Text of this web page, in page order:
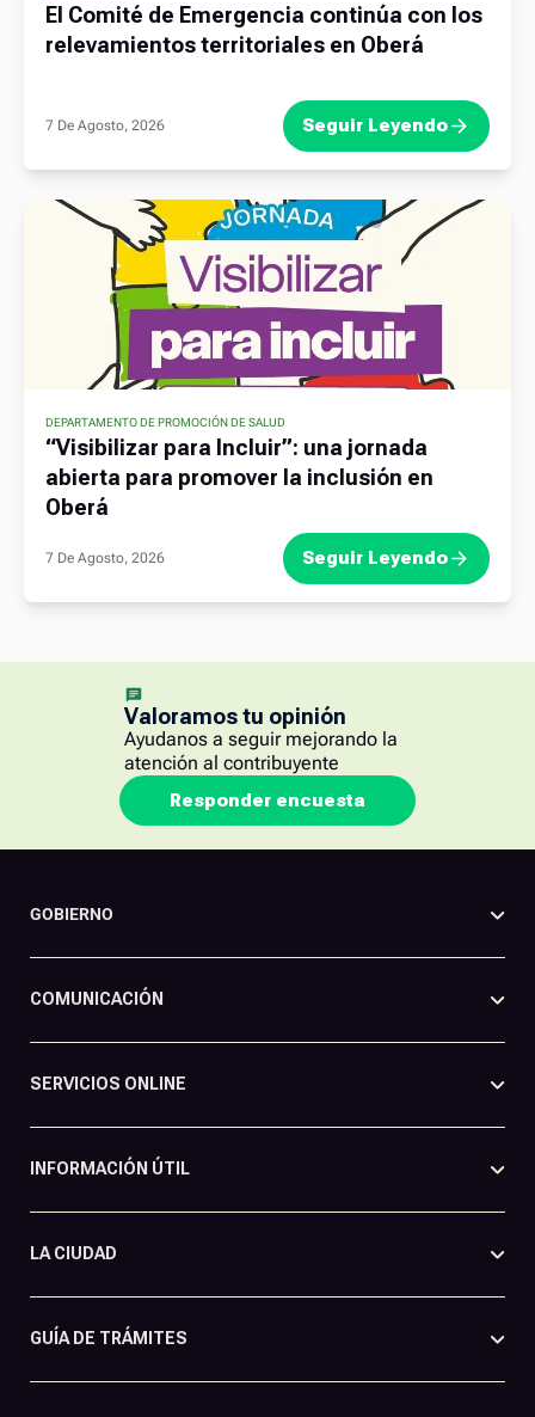
El Comité de Emergencia continúa con los
relevamientos territoriales en Oberá
7 De Agosto, 2026 Seguir Leyendo
DEPARTAMENTO DE PROMOCIÓN DE SALUD
“Visibilizar para Incluir”: una jornada
abierta para promover la inclusión en
Oberá
7 De Agosto, 2026 Seguir Leyendo
Valoramos tu opinión
Ayudanos a seguir mejorando la
atención al contribuyente
Responder encuesta
GOBIERNO
COMUNICACIÓN
SERVICIOS ONLINE
INFORMACIÓN ÚTIL
LA CIUDAD
GUÍA DE TRÁMITES